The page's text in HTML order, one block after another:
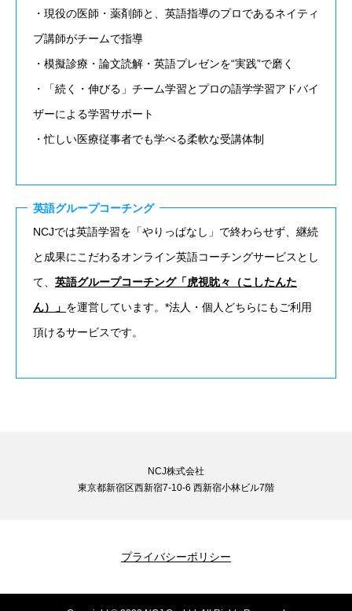
・現役の医師・薬剤師と、英語指導のプロであるネイティ
ブ講師がチームで指導
・模擬診療・論文読解・英語プレゼンを“実践”で磨く
・「続く・伸びる」チーム学習とプロの語学学習アドバイ
ザーによる学習サポート
・忙しい医療従事者でも学べる柔軟な受講体制
英語グループコーチング
NCJでは英語学習を「やりっぱなし」で終わらせず、継続
と成果にこだわるオンライン英語コーチングサービスとし
て、 英語グループコーチング「虎視眈々（こしたんた
ん）」 を運営しています。*法人・個人どちらにもご利用
頂けるサービスです。
NCJ株式会社
東京都新宿区西新宿7-10-6 西新宿小林ビル7階
プライバシーポリシー